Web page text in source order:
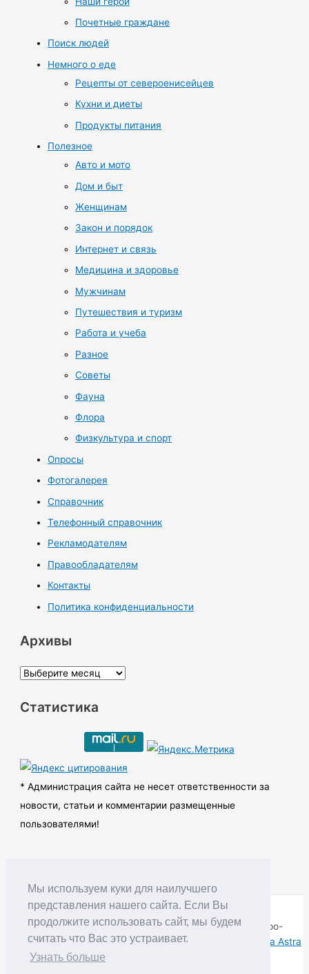
Мы используем куки для наилучшего
представления нашего сайта. Если Вы
продолжите использовать сайт, мы будем
считать что Вас это устраивает.
Узнать больше
Почетные граждане
Поиск людей
Немного о еде
Рецепты от североенисейцев
Кухни и диеты
Продукты питания
Полезное
Авто и мото
Дом и быт
Женщинам
Закон и порядок
Интернет и связь
Медицина и здоровье
Мужчинам
Путешествия и туризм
Работа и учеба
Разное
Советы
Фауна
Флора
Физкультура и спорт
Опросы
Фотогалерея
Справочник
Телефонный справочник
Рекламодателям
Правообладателям
Контакты
Политика конфиденциальности
Архивы
А
х
ы
Статистика
* Администрация сайта не несет ответственности за
новости, статьи и комментарии размещенные
пользователями!
Copyright © RUDNIK.MOBI 28.06.2008 - 2026 | Северо-
Енисейский округ Красноярского края | Powered by
Тема Astra